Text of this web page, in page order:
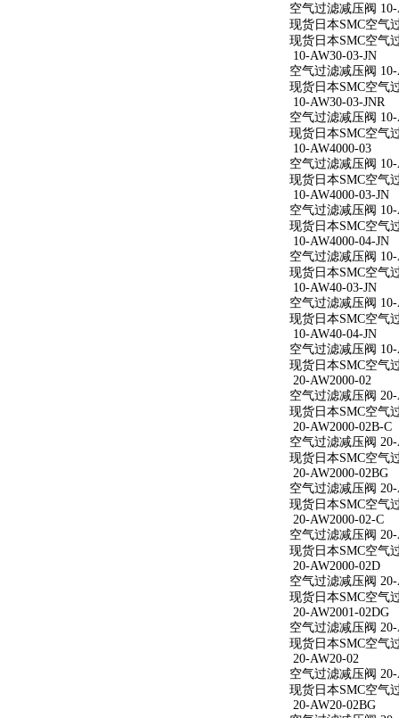
空气过滤减压阀 10-
现货日本SMC空气
现货日本SMC空气
10-AW30-03-JN
空气过滤减压阀 10-
现货日本SMC空气
10-AW30-03-JNR
空气过滤减压阀 10-
现货日本SMC空气
10-AW4000-03
空气过滤减压阀 10-
现货日本SMC空气
10-AW4000-03-JN
空气过滤减压阀 10-
现货日本SMC空气
10-AW4000-04-JN
空气过滤减压阀 10-
现货日本SMC空气
10-AW40-03-JN
空气过滤减压阀 10-
现货日本SMC空气
10-AW40-04-JN
空气过滤减压阀 10-
现货日本SMC空气
20-AW2000-02
空气过滤减压阀 20-
现货日本SMC空气
20-AW2000-02B-C
空气过滤减压阀 20-
现货日本SMC空气
20-AW2000-02BG
空气过滤减压阀 20-
现货日本SMC空气
20-AW2000-02-C
空气过滤减压阀 20-
现货日本SMC空气
20-AW2000-02D
空气过滤减压阀 20-
现货日本SMC空气
20-AW2001-02DG
空气过滤减压阀 20-
现货日本SMC空气
20-AW20-02
空气过滤减压阀 20-
现货日本SMC空气
20-AW20-02BG